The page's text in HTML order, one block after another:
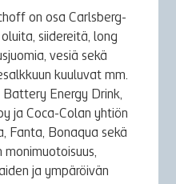
on osa Carlsberg-
siidereitä, long
vesiä sekä
kuuluvat mm.
Battery Energy Drink,
ja Coca-Colan yhtiön
Fanta, Bonaqua sekä
ja ympäröivän